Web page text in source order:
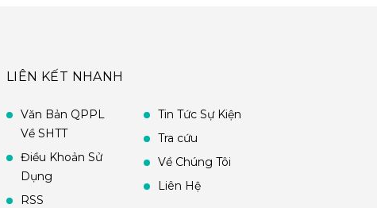
LIÊN KẾT NHANH
Văn Bản QPPL
Về SHTT
Điều Khoản Sử
Dụng
RSS
Tin Tức Sự Kiện
Tra cứu
Về Chúng Tôi
Liên Hệ